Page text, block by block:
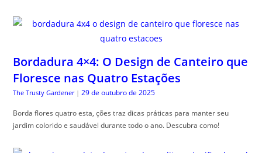
Bordadura 4×4: O Design de Canteiro que
Floresce nas Quatro Estações
The Trusty Gardener | 29 de outubro de 2025
Borda flores quatro esta, ções traz dicas práticas para manter seu
jardim colorido e saudável durante todo o ano. Descubra como!